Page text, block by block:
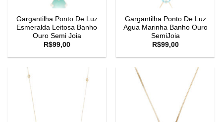
Gargantilha Ponto De Luz
Esmeralda Leitosa Banho
Ouro Semi Joia
R$99,00
Gargantilha Ponto De Luz
Agua Marinha Banho Ouro
SemiJoia
R$99,00